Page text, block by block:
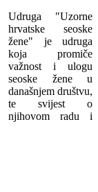
Udruga "Uzorne
hrvatske seoske
žene" je udruga
koja promiče
važnost i ulogu
seoske žene u
današnjem društvu,
te svijest o
njihovom radu i